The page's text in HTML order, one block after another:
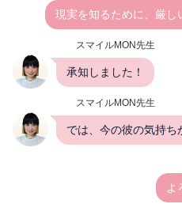
現実を知るために、厳し
スマイルMON先生
承知しました！
スマイルMON先生
では、今の彼の気持ち
よ